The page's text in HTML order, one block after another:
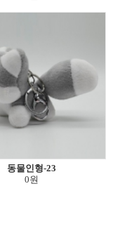
동물인형-23
0원